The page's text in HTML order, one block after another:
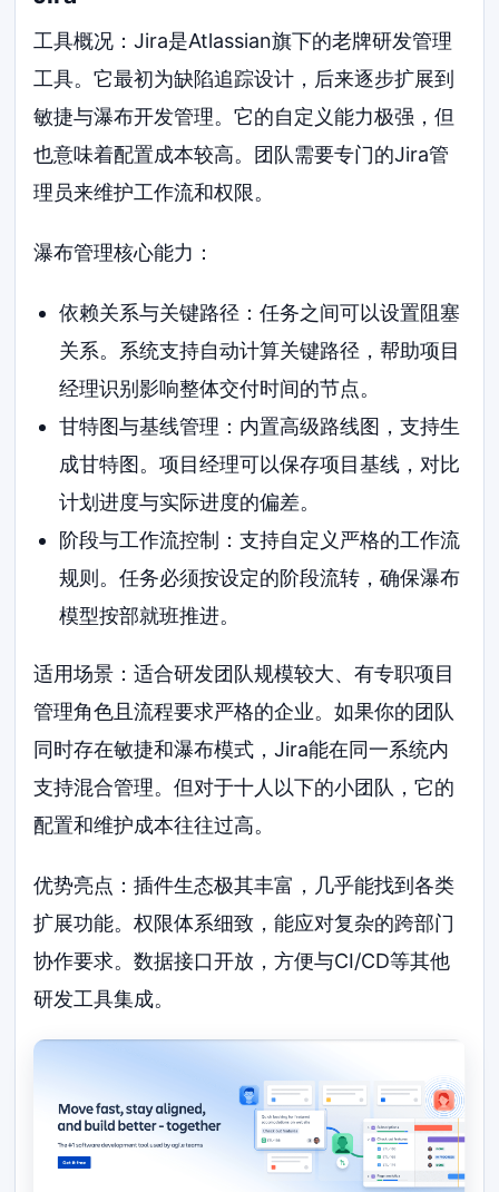
工具概况：Jira是Atlassian旗下的老牌研发管理
工具。它最初为缺陷追踪设计，后来逐步扩展到
敏捷与瀑布开发管理。它的自定义能力极强，但
也意味着配置成本较高。团队需要专门的Jira管
理员来维护工作流和权限。
瀑布管理核心能力：
依赖关系与关键路径：任务之间可以设置阻塞
关系。系统支持自动计算关键路径，帮助项目
经理识别影响整体交付时间的节点。
甘特图与基线管理：内置高级路线图，支持生
成甘特图。项目经理可以保存项目基线，对比
计划进度与实际进度的偏差。
阶段与工作流控制：支持自定义严格的工作流
规则。任务必须按设定的阶段流转，确保瀑布
模型按部就班推进。
适用场景：适合研发团队规模较大、有专职项目
管理角色且流程要求严格的企业。如果你的团队
同时存在敏捷和瀑布模式，Jira能在同一系统内
支持混合管理。但对于十人以下的小团队，它的
配置和维护成本往往过高。
优势亮点：插件生态极其丰富，几乎能找到各类
扩展功能。权限体系细致，能应对复杂的跨部门
协作要求。数据接口开放，方便与CI/CD等其他
研发工具集成。